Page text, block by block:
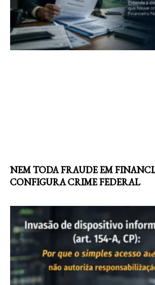
NEM TODA FRAUDE EM
CONFIGURA CRIME FEDERAL